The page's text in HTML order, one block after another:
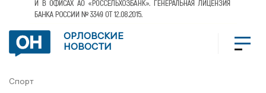
ОРЛОВСКИЕ
НОВОСТИ
Спорт